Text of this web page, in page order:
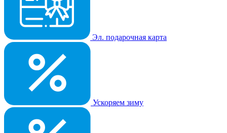
Эл. подарочная карта
Ускоряем зиму